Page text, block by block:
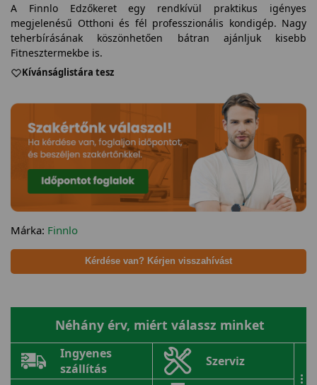
A Finnlo Edzőkeret egy rendkívül praktikus igényes
megjelenésű Otthoni és fél professzionális kondigép. Nagy
teherbírásának köszönhetően bátran ajánljuk kisebb
Fitnesztermekbe is.
Kívánságlistára tesz
Márka: Finnlo
Kérdése van? Kérjen visszahívást
Néhány érv, miért válassz minket
Ingyenes
szállítás
Szerviz
...